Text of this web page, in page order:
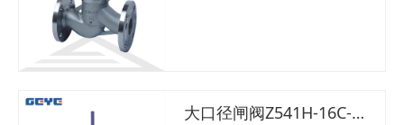
大口径闸阀Z541H-16C-